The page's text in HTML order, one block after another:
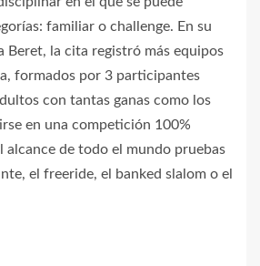
familiar o challenge. En su
Beret, la cita registró más equipos
formados por 3 participantes
con tantas ganas como los
en una competición 100%
alcance de todo el mundo pruebas
el freeride, el banked slalom o el